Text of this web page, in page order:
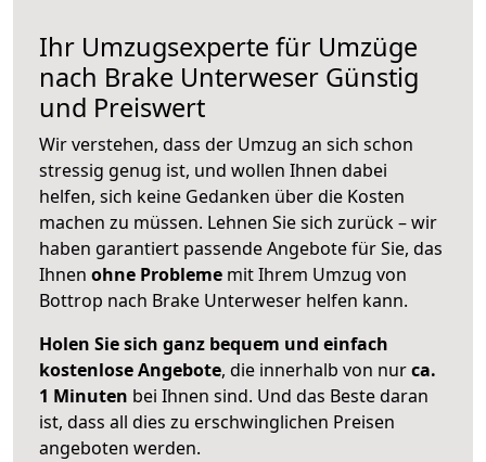
Ihr Umzugsexperte für Umzüge
nach Brake Unterweser Günstig
und Preiswert
Wir verstehen, dass der Umzug an sich schon
stressig genug ist, und wollen Ihnen dabei
helfen, sich keine Gedanken über die Kosten
machen zu müssen. Lehnen Sie sich zurück – wir
haben garantiert passende Angebote für Sie, das
Ihnen ohne Probleme mit Ihrem Umzug von
Bottrop nach Brake Unterweser helfen kann.
Holen Sie sich ganz bequem und einfach
kostenlose Angebote, die innerhalb von nurca.
1 Minuten bei Ihnen sind. Und das Beste daran
ist, dass all dies zu erschwinglichen Preisen
angeboten werden.